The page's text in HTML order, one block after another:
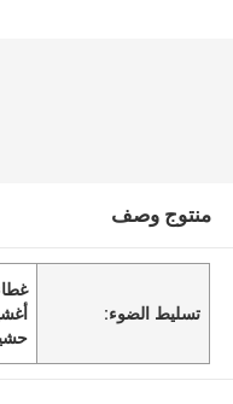
منتوج وصف
تسليط الضوء: